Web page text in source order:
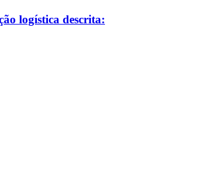
logística descrita: